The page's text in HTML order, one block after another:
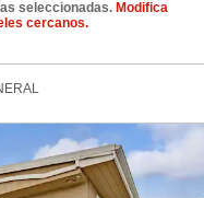
seleccionadas. Modifica
cercanos.